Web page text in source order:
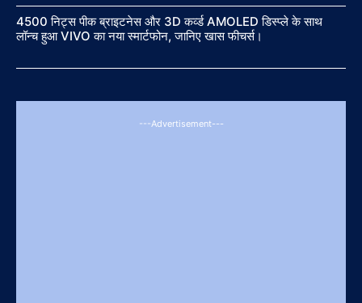
4500 निट्स पीक ब्राइटनेस और 3D कर्व्ड AMOLED डिस्प्ले के साथ
लॉन्च हुआ VIVO का नया स्मार्टफोन, जानिए खास फीचर्स।
---Advertisement---